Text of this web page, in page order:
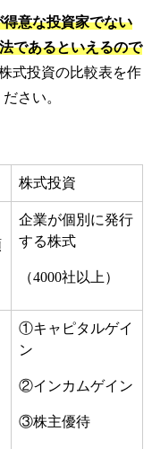
意な投資家でない
であるといえるので
式投資の比較表を作
さい。
株式投資
企業が個別に発行
する株式
（4000社以上）
①キャピタルゲイ
ン
②インカムゲイン
③株主優待